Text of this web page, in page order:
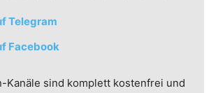
Telegram
Facebook
Kanäle sind komplett kostenfrei und